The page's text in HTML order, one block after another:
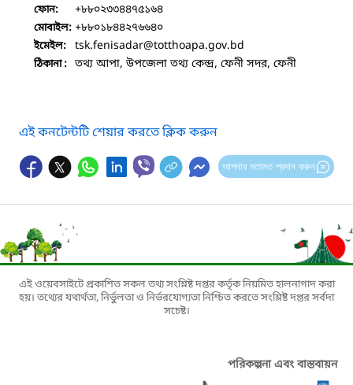
ফোন: +৮৮০২৩৩৪৪৭৫১৬৪
মোবাইল: +৮৮০১৮৪৪২৭৬৬৪০
ইমেইল: tsk.fenisadar@totthoapa.gov.bd
ঠিকানা : তথ্য আপা, উপজেলা তথ্য কেন্দ্র, ফেনী সদর, ফেনী
এই কনটেন্টটি শেয়ার করতে ক্লিক করুন
আপনার মতামত প্রদান করুন
এই ওয়েবসাইটে প্রকাশিত সকল তথ্য সংশ্লিষ্ট দপ্তর কর্তৃক নিয়মিত হালনাগাদ করা
হয়। তথ্যের যথার্থতা, নির্ভুলতা ও নির্ভরযোগ্যতা নিশ্চিত করতে সংশ্লিষ্ট দপ্তর সর্বদা
সচেষ্ট।
পরিকল্পনা এবং বাস্তবায়ন